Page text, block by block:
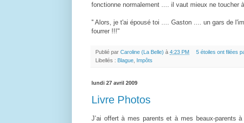
fonctionne normalement .... il vaut mieux ne toucher
'' Alors, je t'ai épousé toi .... Gaston .... un gars de
fourrer !!!"
Publié par Caroline (La Belle) à 4:23 PM
5 étoiles ont filées
Libellés : Blague Impôts
lundi 27 avril 2009
Livre Photos
J’ai offert à mes parents et à mes beaux-parents